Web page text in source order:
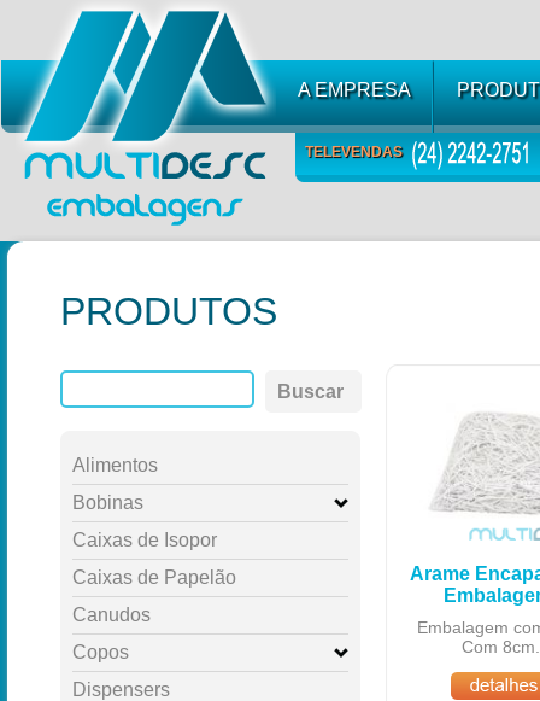
A EMPRESA
TELEVENDAS
PRODUTOS
Buscar
Alimentos
Bobinas
Caixas de Isopor
Caixas de Papelão
Canudos
Copos
Dispensers
Arame
Embalagem
Com 8cm.